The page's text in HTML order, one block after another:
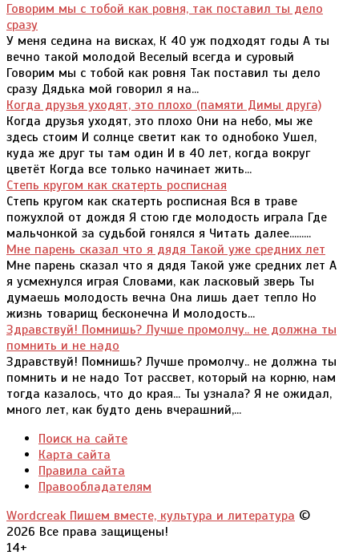
Говорим мы с тобой как ровня, так поставил ты дело
сразу
У меня седина на висках, К 40 уж подходят годы А ты
вечно такой молодой Веселый всегда и суровый
Говорим мы с тобой как ровня Так поставил ты дело
сразу Дядька мой говорил я на...
Когда друзья уходят, это плохо (памяти Димы друга)
Когда друзья уходят, это плохо Они на небо, мы же
здесь стоим И солнце светит как то однобоко Ушел,
куда же друг ты там один И в 40 лет, когда вокруг
цветёт Когда все только начинает жить...
Степь кругом как скатерть росписная
Степь кругом как скатерть росписная Вся в траве
пожухлой от дождя Я стою где молодость играла Где
мальчонкой за судьбой гонялся я Читать далее.........
Мне парень сказал что я дядя Такой уже средних лет
Мне парень сказал что я дядя Такой уже средних лет А
я усмехнулся играя Словами, как ласковый зверь Ты
думаешь молодость вечна Она лишь дает тепло Но
жизнь товарищ бесконечна И молодость...
Здравствуй! Помнишь? Лучше промолчу.. не должна ты
помнить и не надо
Здравствуй! Помнишь? Лучше промолчу.. не должна ты
помнить и не надо Тот рассвет, который на корню, нам
тогда казалось, что до края... Ты узнала? Я не ожидал,
много лет, как будто день вчерашний,...
Поиск на сайте
Карта сайта
Правила сайта
Правообладателям
Wordcreak Пишем вместе, культура и литература ©
2026 Все права защищены!
14+